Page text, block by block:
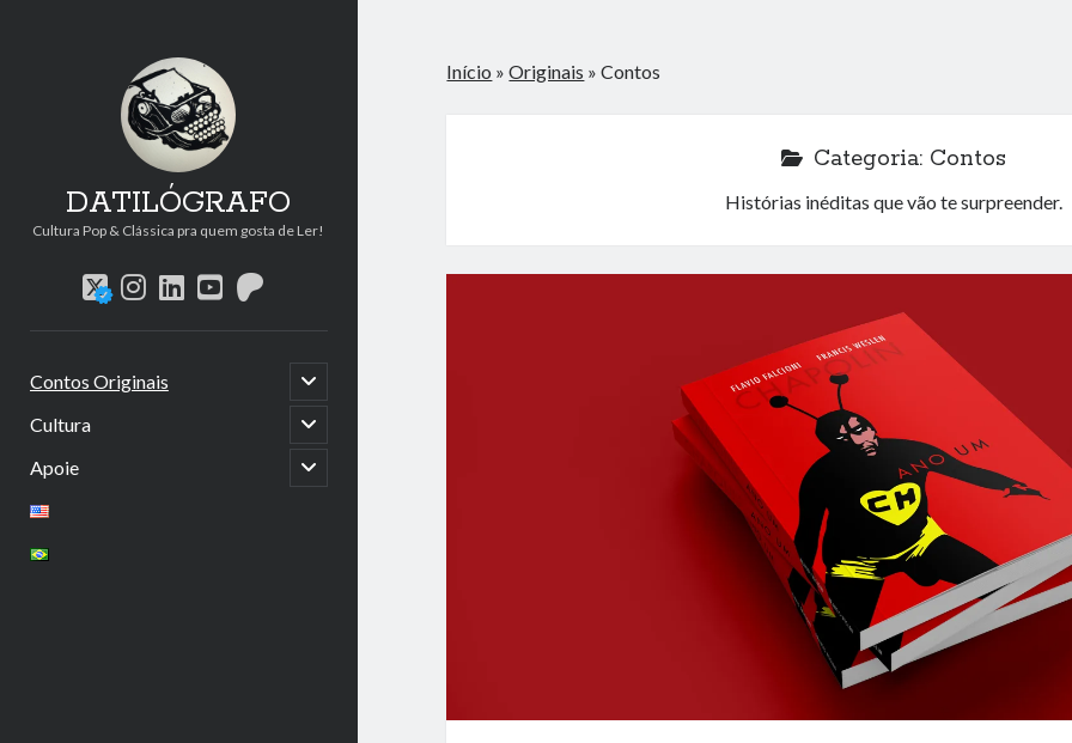
DATILÓGRAFO
Cultura Pop & Clássica pra quem gosta de Ler!
twitter
instagram
linkedin
youtube
Contos Originais
abrir
submenu
Cultura
abrir
submenu
Apoie
abrir
submenu
Início »Originais »Contos
Categoria: Contos
Histórias inéditas que vão te surpreender.